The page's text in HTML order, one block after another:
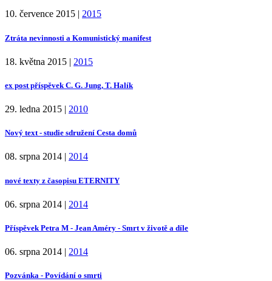
10. července 2015 | 2015
Ztráta nevinnosti a Komunistický manifest
18. května 2015 | 2015
ex post příspěvek C. G. Jung, T. Halík
29. ledna 2015 | 2010
Nový text - studie sdružení Cesta domů
08. srpna 2014 | 2014
nové texty z časopisu ETERNITY
06. srpna 2014 | 2014
Příspěvek Petra M - Jean Améry - Smrt v životě a díle
06. srpna 2014 | 2014
Pozvánka - Povídání o smrti